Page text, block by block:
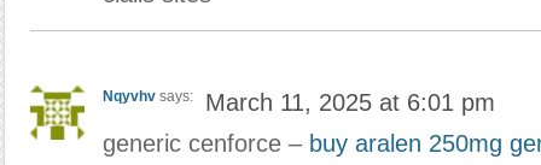
Nqyvhv says:
March 11, 2025 at 6:01 pm
generic cenforce – buy aralen 250mg